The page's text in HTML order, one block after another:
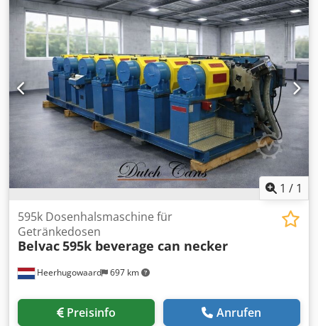
1 / 1
Heerhugowaard 697 km
595k Dosenhalsmaschine für
Getränkedosen
Belvac595k beverage can necker
Preisinfo Anrufen